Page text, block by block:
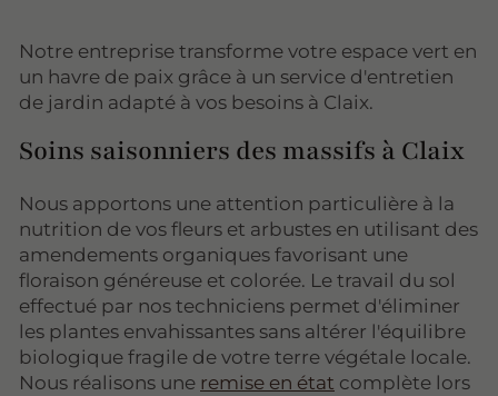
Notre entreprise transforme votre espace vert en
un havre de paix grâce à un service d'entretien
de jardin adapté à vos besoins à Claix.
Soins saisonniers des massifs à Claix
Nous apportons une attention particulière à la
nutrition de vos fleurs et arbustes en utilisant des
amendements organiques favorisant une
floraison généreuse et colorée. Le travail du sol
effectué par nos techniciens permet d'éliminer
les plantes envahissantes sans altérer l'équilibre
biologique fragile de votre terre végétale locale.
Nous réalisons une remise en état complète lors